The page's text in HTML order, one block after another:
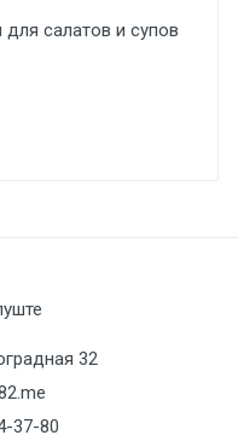
салатов и супов
32
37-80